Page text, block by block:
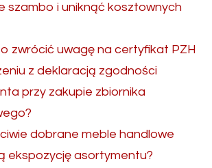
szambo i uniknąć kosztownych
zwrócić uwagę na certyfikat PZH
z deklaracją zgodności
przy zakupie zbiornika
dobrane meble handlowe
ekspozycję asortymentu?